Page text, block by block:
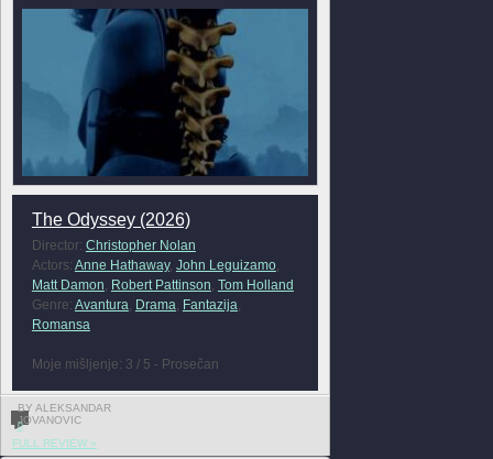
The Odyssey (2026)
Director: Christopher Nolan
Actors: Anne Hathaway, John Leguizamo,
Matt Damon, Robert Pattinson, Tom Holland
Genre: Avantura, Drama, Fantazija,
Romansa
Moje mišljenje: 3 / 5 - Prosečan
BY ALEKSANDAR
JOVANOVIC
0
FULL REVIEW »